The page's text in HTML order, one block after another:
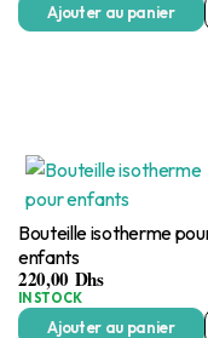
Ajouter au panier
Bouteille isotherme pour
enfants
220,00 Dhs
IN STOCK
Ajouter au panier